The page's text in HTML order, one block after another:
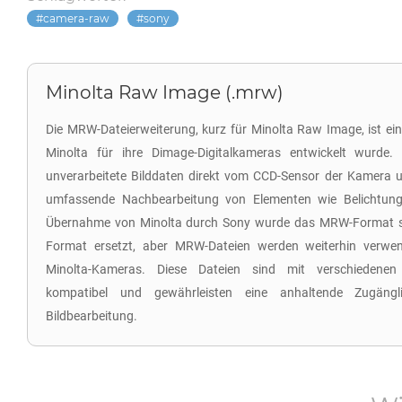
camera-raw sony
Minolta Raw Image (.mrw)
Die MRW-Dateierweiterung, kurz für Minolta Raw Image, ist
Minolta für ihre Dimage-Digitalkameras entwickelt wurde.
unverarbeitete Bilddaten direkt vom CCD-Sensor der Kamera
umfassende Nachbearbeitung von Elementen wie
Übernahme von Minolta durch Sony wurde das MRW-Format
Format ersetzt, aber MRW-Dateien werden weiterhin
Minolta-Kameras. Diese Dateien sind mit verschiedenen
kompatibel und gewährleisten eine anhaltende
Bildbearbeitung.